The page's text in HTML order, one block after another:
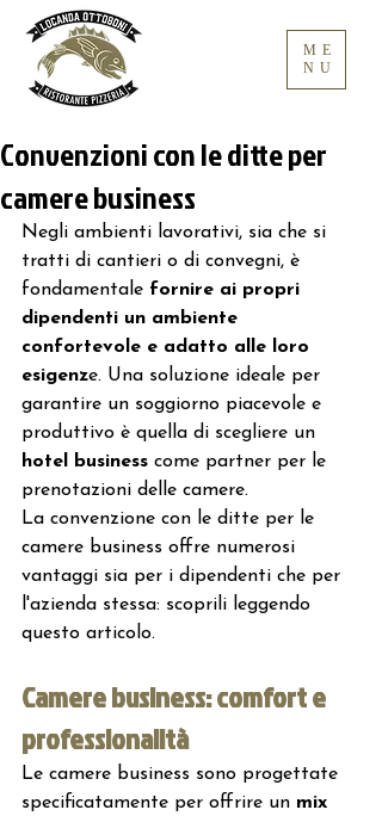
ME
NU
Convenzioni con le ditte per
camere business
Negli ambienti lavorativi, sia che si
tratti di cantieri o di convegni, è
fondamentale fornire ai propri
dipendenti un ambiente
confortevole e adatto alle loro
esigenze. Una soluzione ideale per
garantire un soggiorno piacevole e
produttivo è quella di scegliere un
hotel business come partner per le
prenotazioni delle camere.
La convenzione con le ditte per le
camere business offre numerosi
vantaggi sia per i dipendenti che per
l'azienda stessa: scoprili leggendo
questo articolo.
Camere business: comfort e
professionalità
Le camere business sono progettate
specificatamente per offrire un mix